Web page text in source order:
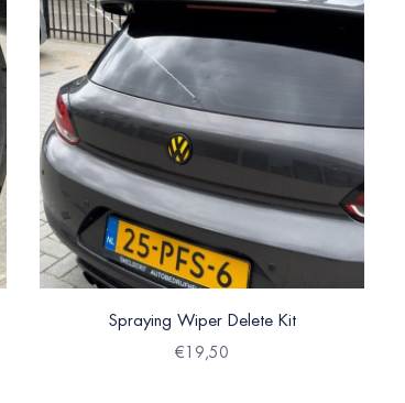
Spraying Wiper Delete Kit
€19,50